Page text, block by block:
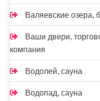
Валяевские озера,
Ваши двери,
компания
Водолей, сауна
Водопад, сауна